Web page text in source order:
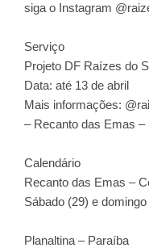
siga o Instagram
Serviço
Projeto DF Raízes do
Data: até 13 de abril
Mais informações:
– Recanto das Emas –
Calendário
Recanto das Emas –
Sábado (29) e domingo
Planaltina – Paraíba